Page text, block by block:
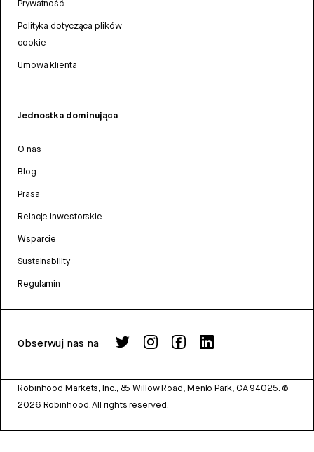
Prywatność
Polityka dotycząca plików
cookie
Umowa klienta
Jednostka dominująca
O nas
Blog
Prasa
Relacje inwestorskie
Wsparcie
Sustainability
Regulamin
Obserwuj nas na
Robinhood Markets, Inc., 85 Willow Road, Menlo Park, CA 94025. ©
2026 Robinhood. All rights reserved.